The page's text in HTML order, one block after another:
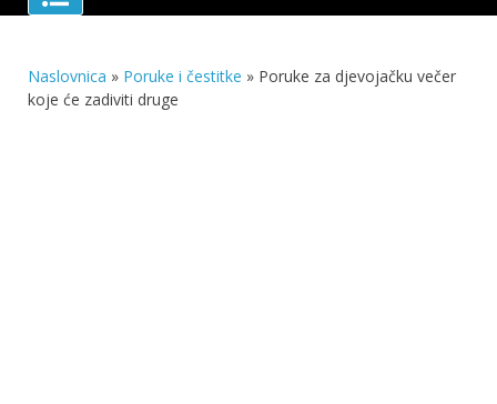
Naslovnica » Poruke i čestitke » Poruke za djevojačku večer
koje će zadiviti druge